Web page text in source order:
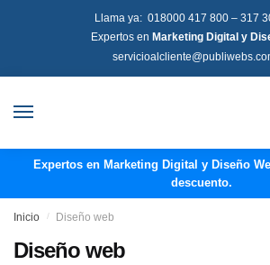
Llama ya: 018000 417 800 – 317
Expertos en Marketing Digital y
Expertos en Marketing Digital y Diseño
descuento.
Inicio / Diseño web
Diseño web